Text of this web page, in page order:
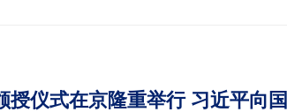
仪式在京隆重举行 习近平向